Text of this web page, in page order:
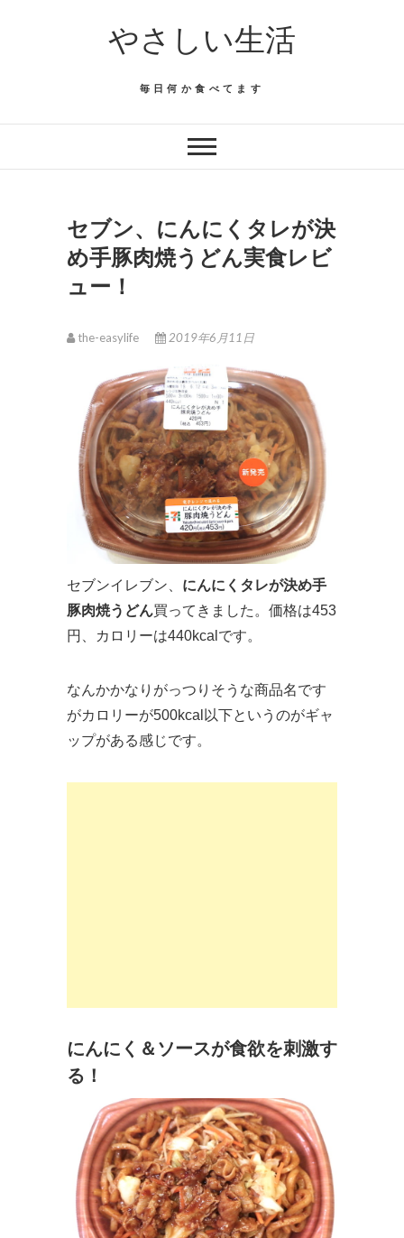
やさしい生活
毎日何か食べてます
セブン、にんにくタレが決
め手豚肉焼うどん実食レビ
ュー！
the-easylife 2019年6月11日
セブンイレブン、 にんにくタレが決め手
豚肉焼うどん買ってきました。価格は453
円、カロリーは440kcalです。
なんかかなりがっつりそうな商品名です
がカロリーが500kcal以下というのがギャ
ップがある感じです。
にんにく＆ソースが食欲を刺激す
る！